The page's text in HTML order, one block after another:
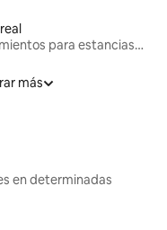
Alojamientos para estancias largas
más
en determinadas